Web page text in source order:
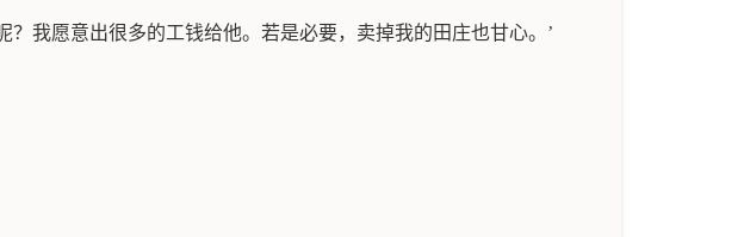
？我愿意出很多的工钱给他。若是必要，卖掉我的田庄也甘心。’